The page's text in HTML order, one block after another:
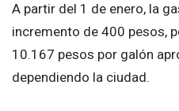
A partir del 1 de enero, la
incremento de 400 pesos,
10.167 pesos por galón
dependiendo la ciudad.